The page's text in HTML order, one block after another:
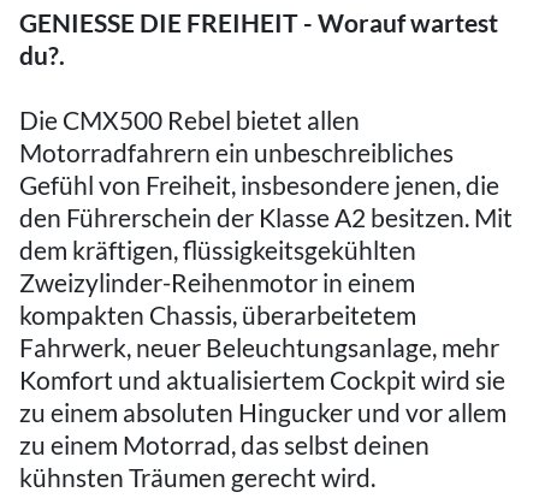
GENIESSE DIE FREIHEIT - Worauf wartest
du?.
Die CMX500 Rebel bietet allen
Motorradfahrern ein unbeschreibliches
Gefühl von Freiheit, insbesondere jenen, die
den Führerschein der Klasse A2 besitzen. Mit
dem kräftigen, flüssigkeitsgekühlten
Zweizylinder-Reihenmotor in einem
kompakten Chassis, überarbeitetem
Fahrwerk, neuer Beleuchtungsanlage, mehr
Komfort und aktualisiertem Cockpit wird sie
zu einem absoluten Hingucker und vor allem
zu einem Motorrad, das selbst deinen
kühnsten Träumen gerecht wird.